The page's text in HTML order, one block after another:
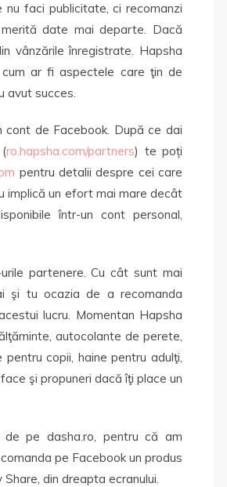
nu faci publicitate, ci recomanzi
date mai departe. Dacă
vânzările înregistrate. Hapsha
ar fi aspectele care ţin de
avut succes.
cont de Facebook. După ce dai
ro.hapsha.com/partners) te poți
pentru detalii despre cei care
implică un efort mai mare decât
într-un cont personal,
partenere. Cu cât sunt mai
şi tu ocazia de a recomanda
lucru. Momentan Hapsha
autocolante de perete,
copii, haine pentru adulţi,
şi propuneri dacă îţi place un
pe dasha.ro, pentru că am
pe Facebook un produs
din dreapta ecranului.